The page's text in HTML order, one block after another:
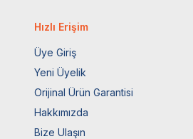
Hızlı Erişim
Üye Giriş
Yeni Üyelik
Orijinal Ürün Garantisi
Hakkımızda
Bize Ulaşın